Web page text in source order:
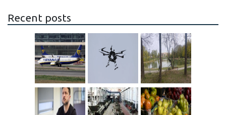
Recent posts